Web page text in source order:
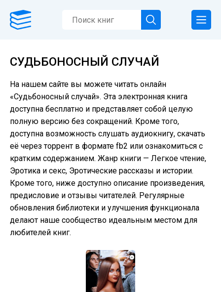
СУДЬБОНОСНЫЙ СЛУЧАЙ
На нашем сайте вы можете читать онлайн
«Судьбоносный случай». Эта электронная книга
доступна бесплатно и представляет собой целую
полную версию без сокращений. Кроме того,
доступна возможность слушать аудиокнигу, скачать
её через торрент в формате fb2 или ознакомиться с
кратким содержанием. Жанр книги — Легкое чтение,
Эротика и секс, Эротические рассказы и истории.
Кроме того, ниже доступно описание произведения,
предисловие и отзывы читателей. Регулярные
обновления библиотеки и улучшения функционала
делают наше сообщество идеальным местом для
любителей книг.